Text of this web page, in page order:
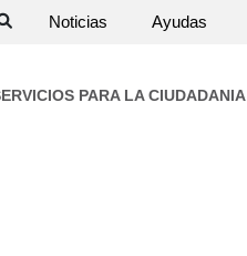
Noticias Ayudas
PARA LA CIUDADANIA